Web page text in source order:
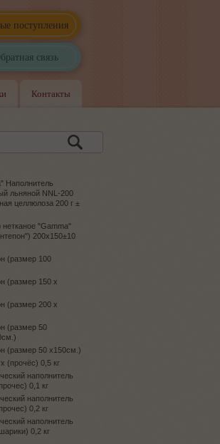
поступления
связь
Контакты
Наполнитель
льняной NNL-200
целлюлоза 200 г ±
нетканое "Gamma"
200х150±10
(размер 100
(размер 150 х
(размер 200 х
(размер 50
(размер 50 х150см.)
(прочёс) 0,5 кг
наполнитель
0,1 кг
наполнитель
0,2 кг
наполнитель
0,2 кг